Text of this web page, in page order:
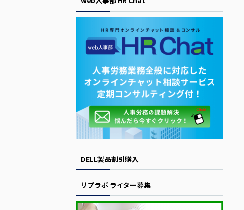
DELL製品割引購入
サプラボ ライター募集